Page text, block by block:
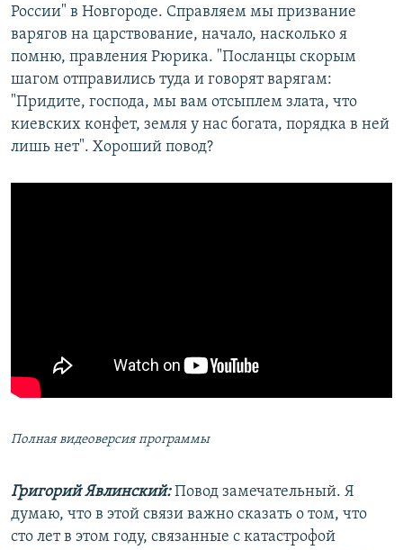
России" в Новгороде. Справляем мы призвание
варягов на царствование, начало, насколько я
помню, правления Рюрика. "Посланцы скорым
шагом отправились туда и говорят варягам:
"Придите, господа, мы вам отсыплем злата, что
киевских конфет, земля у нас богата, порядка в ней
лишь нет". Хороший повод?
Полная видеоверсия программы
Григорий Явлинский:Повод замечательный. Я
думаю, что в этой связи важно сказать о том, что
сто лет в этом году, связанные с катастрофой